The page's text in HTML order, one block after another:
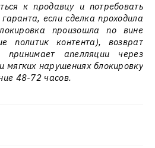
к продавцу и потребовать
если сделка проходила
произошла по вине
политик контента), возврат
принимает апелляции через
нарушениях блокировку
48-72 часов.